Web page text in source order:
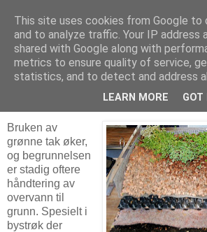
Arkitektur &
18 januar 2014
Grønne tak kan bli påbudt
Bruken av
grønne tak øker,
og begrunnelsen
er stadig oftere
håndtering av
overvann til
grunn. Spesielt i
bystrøk der
This site uses cookies from Google to
and to analyze traffic. Your IP address
shared with Google along with
metrics to ensure quality of service,
statistics, and to detect and address
LEARN MORE GOT